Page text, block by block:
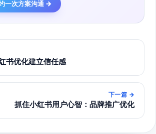
一次方案沟通 →
书优化建立信任感
下一篇 →
抓住小红书用户心智：品牌推广优化